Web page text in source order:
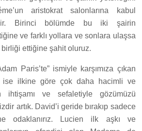
aristokrat salonlarına kabul
Birinci bölümde bu iki şairin
ve farklı yollara ve sonlara ulaşsa
ettiğine şahit oluruz.
Paris’te” ismiyle karşımıza çıkan
ise ilkine göre çok daha hacimli ve
ihtişamı ve sefaletiyle gözümüzü
artık. David’i geride bırakıp sadece
odaklanırız. Lucien ilk aşkı ve